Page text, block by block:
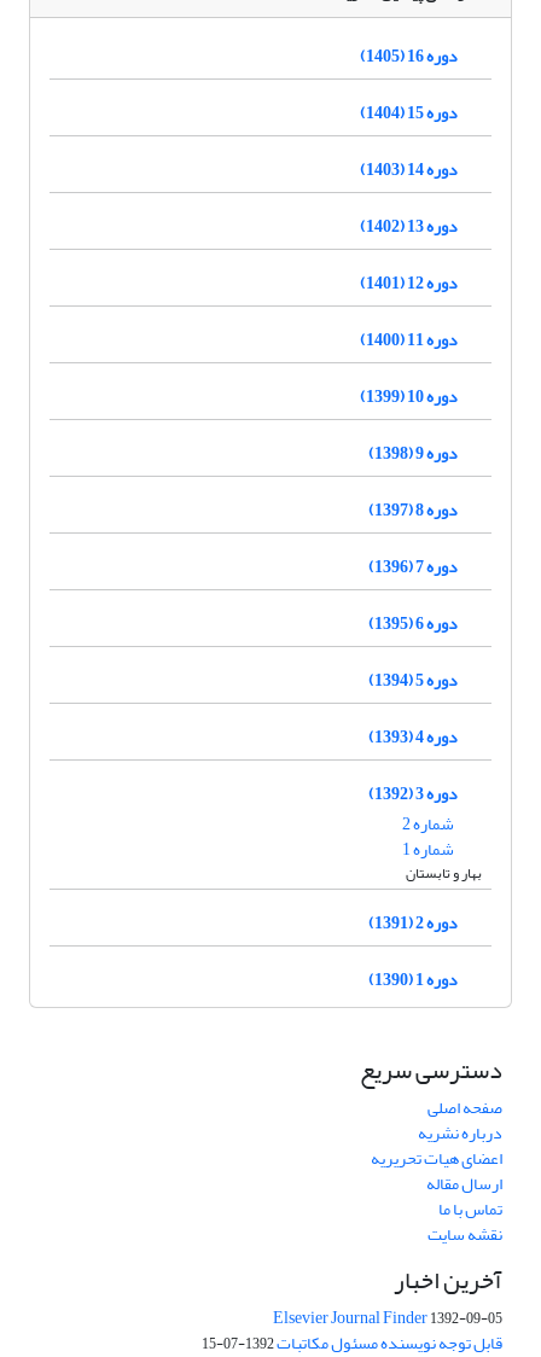
دوره 16 (1405)
دوره 15 (1404)
دوره 14 (1403)
دوره 13 (1402)
دوره 12 (1401)
دوره 11 (1400)
دوره 10 (1399)
دوره 9 (1398)
دوره 8 (1397)
دوره 7 (1396)
دوره 6 (1395)
دوره 5 (1394)
دوره 4 (1393)
دوره 3 (1392)
شماره 2
شماره 1
بهار و تابستان
دوره 2 (1391)
دوره 1 (1390)
دسترسی سریع
صفحه اصلی
درباره نشریه
اعضای هیات تحریریه
ارسال مقاله
تماس با ما
نقشه سایت
آخرین اخبار
Elsevier Journal Finder1392-09-05
قابل توجه نویسنده مسئول مکاتبات1392-07-15